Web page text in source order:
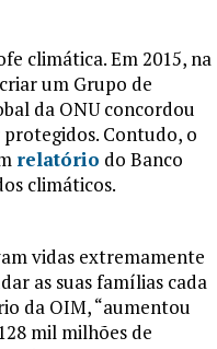
climática. Em 2015, na
um Grupo de
da ONU concordou
protegidos. Contudo, o
relatório do Banco
climáticos.
vidas extremamente
as suas famílias cada
da OIM, “aumentou
mil milhões de